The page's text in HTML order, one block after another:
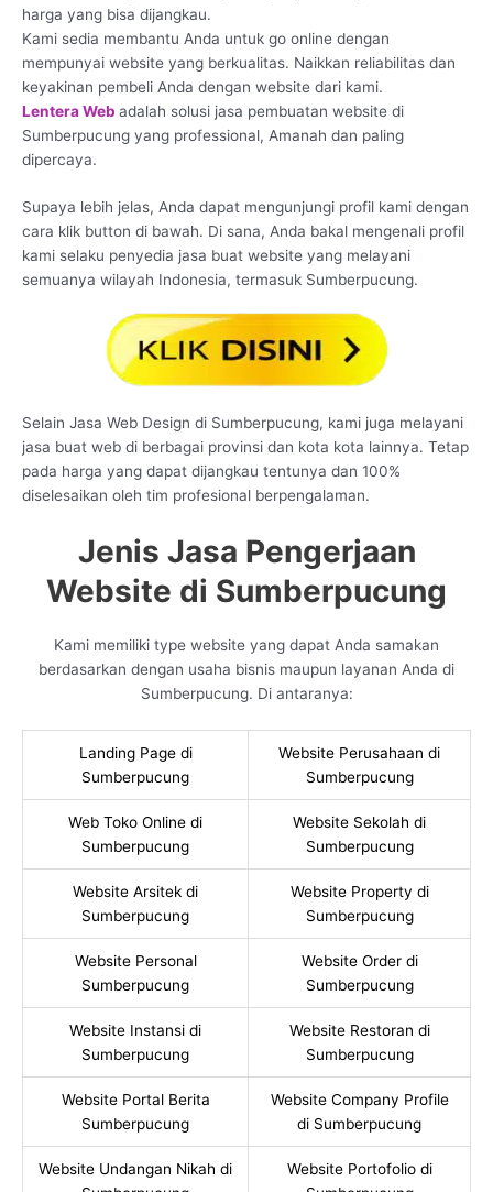
harga yang bisa dijangkau.
Kami sedia membantu Anda untuk go online dengan
mempunyai website yang berkualitas. Naikkan reliabilitas dan
keyakinan pembeli Anda dengan website dari kami.
Lentera Web adalah solusi jasa pembuatan website di
Sumberpucung yang professional, Amanah dan paling
dipercaya.
Supaya lebih jelas, Anda dapat mengunjungi profil kami dengan
cara klik button di bawah. Di sana, Anda bakal mengenali profil
kami selaku penyedia jasa buat website yang melayani
semuanya wilayah Indonesia, termasuk Sumberpucung.
Selain Jasa Web Design di Sumberpucung, kami juga melayani
jasa buat web di berbagai provinsi dan kota kota lainnya. Tetap
pada harga yang dapat dijangkau tentunya dan 100%
diselesaikan oleh tim profesional berpengalaman.
Jenis Jasa Pengerjaan
Website di Sumberpucung
Kami memiliki type website yang dapat Anda samakan
berdasarkan dengan usaha bisnis maupun layanan Anda di
Sumberpucung. Di antaranya:
Landing Page di
Sumberpucung
Website Perusahaan di
Sumberpucung
Web Toko Online di
Sumberpucung
Website Sekolah di
Sumberpucung
Website Arsitek di
Sumberpucung
Website Property di
Sumberpucung
Website Personal
Sumberpucung
Website Order di
Sumberpucung
Website Instansi di
Sumberpucung
Website Restoran di
Sumberpucung
Website Portal Berita
Sumberpucung
Website Company Profile
di Sumberpucung
Website Undangan Nikah di
Website Portofolio di